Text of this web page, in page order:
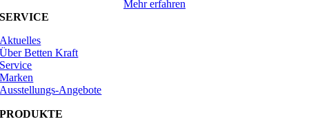
Mehr erfahren
SERVICE
Aktuelles
Über Betten Kraft
Service
Marken
Ausstellungs-Angebote
PRODUKTE